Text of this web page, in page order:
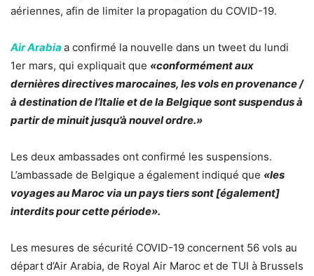
aériennes, afin de limiter la propagation du COVID-19.
Air Arabia a confirmé la nouvelle dans un tweet du lundi
1er mars, qui expliquait que «conformément aux
dernières directives marocaines, les vols en provenance /
à destination de l’Italie et de la Belgique sont suspendus à
partir de minuit jusqu’à nouvel ordre.»
Les deux ambassades ont confirmé les suspensions.
L’ambassade de Belgique a également indiqué que «les
voyages au Maroc via un pays tiers sont [également]
interdits pour cette période».
Les mesures de sécurité COVID-19 concernent 56 vols au
départ d’Air Arabia, de Royal Air Maroc et de TUI à Brussels